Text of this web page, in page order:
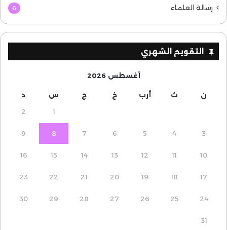
رسالة العلماء 6
التقويم الشهري
أغسطس 2026
ن ث أرب خ ج س د
1
2
3
4
5
6
7
8
9
10
11
12
13
14
15
16
17
18
19
20
21
22
23
24
25
26
27
28
29
30
31